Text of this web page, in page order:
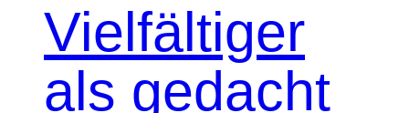
Vielfältiger
als gedacht